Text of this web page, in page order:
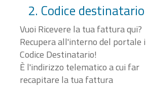
2. Codice destinatario
Vuoi Ricevere la tua fattura qui?
Recupera all'interno del portale
Codice Destinatario!
È l'indirizzo telematico a cui far
recapitare la tua fattura